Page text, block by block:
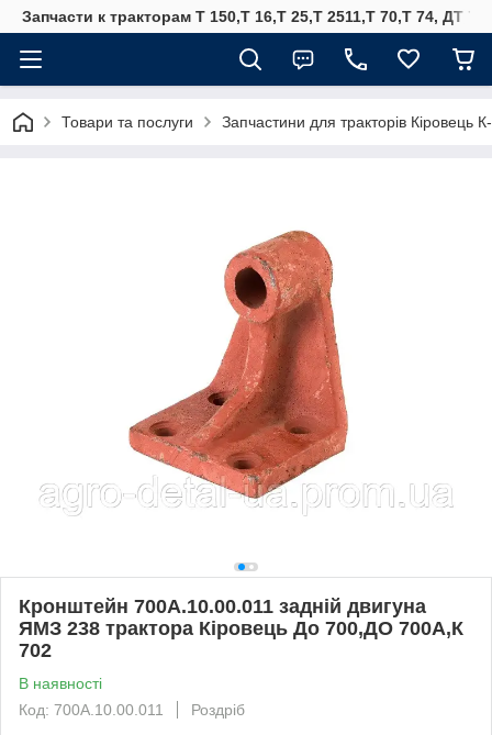
Запчасти к тракторам Т 150,Т 16,Т 25,Т 2511,Т 70,Т 74, ДТ
Товари та послуги Запчастини для тракторів Кіровець
Кронштейн 700А.10.00.011 задній двигуна
ЯМЗ 238 трактора Кіровець До 700,ДО 700А,К
702
В наявності
Код: 700А.10.00.011
Роздріб